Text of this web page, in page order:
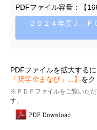
PDFファイル容量：【
２０２４年度Ｊ．Ｐ
PDFファイルを拡大する
「奨学金まなび」...】 をク
※ＰＤＦファイルをご覧いた
す。